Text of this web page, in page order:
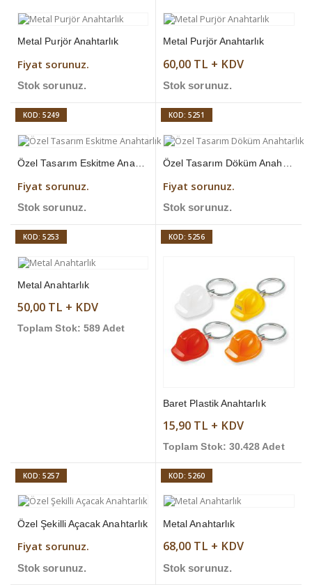
Metal Purjör Anahtarlık
Fiyat sorunuz.
Stok sorunuz.
Metal Purjör Anahtarlık
60,00 TL + KDV
Stok sorunuz.
KOD: 5249
Özel Tasarım Eskitme Anahtarlık
Fiyat sorunuz.
Stok sorunuz.
KOD: 5251
Özel Tasarım Döküm Anahtarlık
Fiyat sorunuz.
Stok sorunuz.
KOD: 5253
Metal Anahtarlık
50,00 TL + KDV
Toplam Stok: 589 Adet
KOD: 5256
Baret Plastik Anahtarlık
15,90 TL + KDV
Toplam Stok: 30.428 Adet
KOD: 5257
Özel Şekilli Açacak Anahtarlık
Fiyat sorunuz.
Stok sorunuz.
KOD: 5260
Metal Anahtarlık
68,00 TL + KDV
Stok sorunuz.